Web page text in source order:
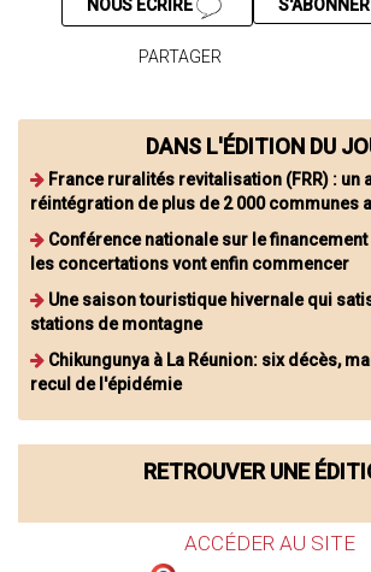
NOUS ÉCRIRE
PARTAGER
DANS L'ÉDITION DU
France ruralités revitalisation (FRR) : un
réintégration de plus de 2 000 communes
Conférence nationale sur le
les concertations vont enfin commencer
Une saison touristique hivernale qui
stations de montagne
Chikungunya à La Réunion: six décès,
recul de l'épidémie
RETROUVER UNE
ACCÉDER AU SITE